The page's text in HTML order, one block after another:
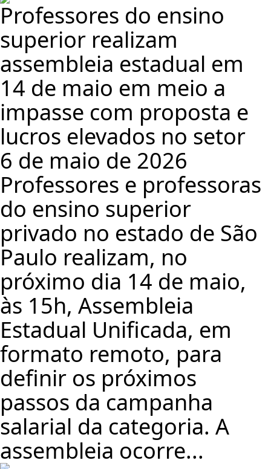
Professores do ensino
superior realizam
assembleia estadual em
14 de maio em meio a
impasse com proposta e
lucros elevados no setor
6 de maio de 2026
Professores e professoras
do ensino superior
privado no estado de São
Paulo realizam, no
próximo dia 14 de maio,
às 15h, Assembleia
Estadual Unificada, em
formato remoto, para
definir os próximos
passos da campanha
salarial da categoria. A
assembleia ocorre...